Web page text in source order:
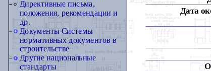
Директивные письма,
положения, рекомендации и
др.
Документы Системы
нормативных документов в
строительстве
Другие национальные
стандарты
Дата